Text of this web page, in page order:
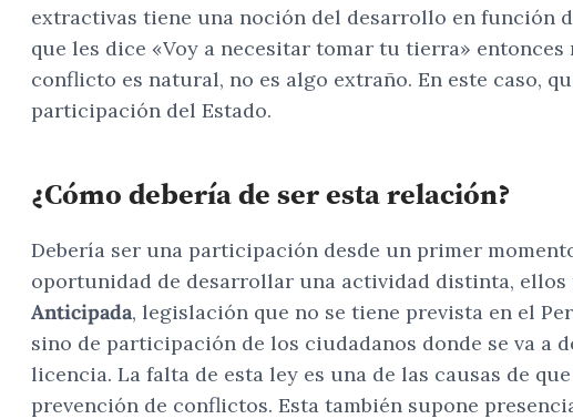
extractivas tiene una noción del desarrollo en función
que les dice «Voy a necesitar tomar tu tierra»
conflicto es natural, no es algo extraño. En este caso,
participación del Estado.
¿Cómo debería de ser esta relación?
Debería ser una participación desde un primer
oportunidad de desarrollar una actividad distinta,
Anticipada, legislación que no se tiene prevista en el
sino de participación de los ciudadanos donde se va a
licencia. La falta de esta ley es una de las causas de
prevención de conflictos. Esta también supone